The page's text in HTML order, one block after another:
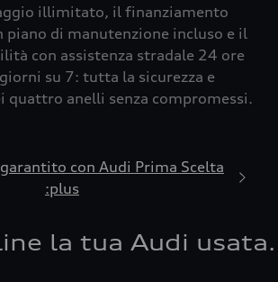
illimitato, il finanziamento
piano di manutenzione incluso e il
con assistenza stradale 24 ore
su 7: tutta la sicurezza e
quattro anelli senza compromessi.
con Audi Prima Scelta
:plus
la tua Audi usata.